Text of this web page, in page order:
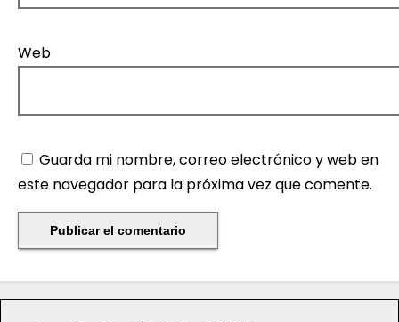
Web
Guarda mi nombre, correo electrónico y web en
este navegador para la próxima vez que comente.